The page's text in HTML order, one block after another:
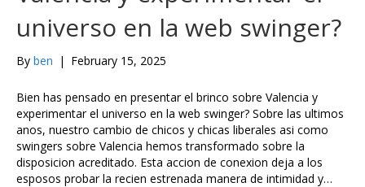
universo en la web swinger?
By ben | February 15, 2025
Bien has pensado en presentar el brinco sobre Valencia y
experimentar el universo en la web swinger? Sobre las ultimos
anos, nuestro cambio de chicos y chicas liberales asi como
swingers sobre Valencia hemos transformado sobre la
disposicion acreditado. Esta accion de conexion deja a los
esposos probar la recien estrenada manera de intimidad y…